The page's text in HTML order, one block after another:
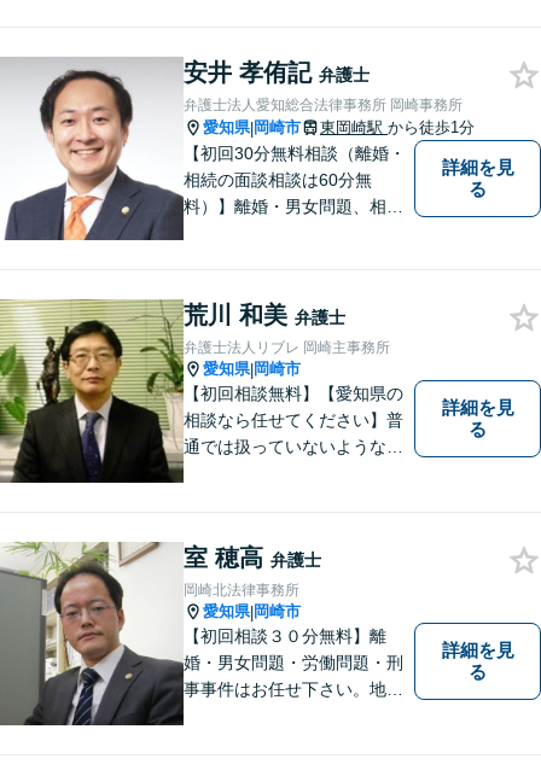
【交通事故】相談実績多数！
保険会社とのやりとりや交渉
はお任せください
安井 孝侑記 弁護士
弁護士法人愛知総合法律事務所 岡崎事務所
愛知県|岡崎市 東岡崎駅 から徒歩1分
【初回30分無料相談（離婚・
相続の面談相談は60分無
料）】離婚・男女問題、相
り。】【土日対応（要予
約）】
詳細を見
る
荒川 和美 弁護士
弁護士法人リブレ 岡崎主事務所
愛知県|岡崎市
【初回相談無料】【愛知県の
相談なら任せてください】普
通では扱っていないような専
事をめざしています。
詳細を見
る
室 穂高 弁護士
岡崎北法律事務所
愛知県|岡崎市
【初回相談３０分無料】離
婚・男女問題・労働問題・刑
事事件はお任せ下さい。地域
詳細を見
る